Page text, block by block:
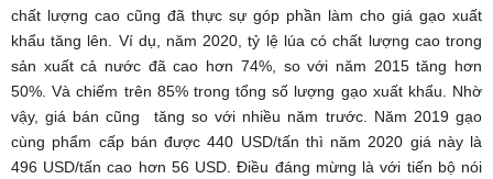
chất lượng cao cũng đã thực sự góp phần làm cho giá gạo xuất
khẩu tăng lên. Ví dụ, năm 2020, tỷ lệ lúa có chất lượng cao trong
sản xuất cả nước đã cao hơn 74%, so với năm 2015 tăng hơn
50%. Và chiếm trên 85% trong tổng số lượng gạo xuất khẩu. Nhờ
vậy, giá bán cũng tăng so với nhiều năm trước. Năm 2019 gạo
cùng phẩm cấp bán được 440 USD/tấn thì năm 2020 giá này là
496 USD/tấn cao hơn 56 USD. Điều đáng mừng là với tiến bộ nói